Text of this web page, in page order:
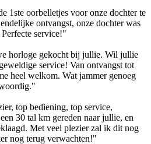
1ste oorbelletjes voor onze dochter te
ontvangst, onze dochter was
service!"
horloge gekocht bij jullie. Wil jullie
service! Van ontvangst tot
heel welkom. Wat jammer genoeg
top bediening, top service,
30 tal km gereden naar jullie, en
Met veel plezier zal ik dit nog
nog terug verwachten!"